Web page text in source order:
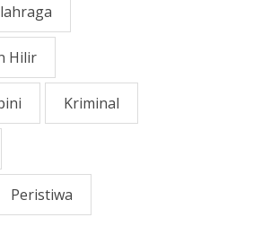
Hilir
Kriminal
Peristiwa